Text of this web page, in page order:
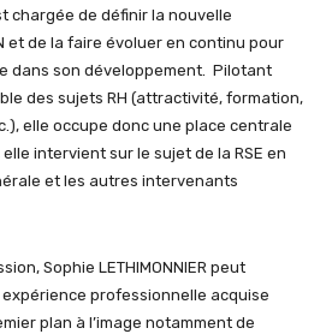
chargée de définir la nouvelle
et de la faire évoluer en continu pour
dans son développement. Pilotant
des sujets RH (attractivité, formation,
elle occupe donc une place centrale
intervient sur le sujet de la RSE en
et les autres intervenants
Sophie LETHIMONNIER peut
expérience professionnelle acquise
plan à l’image notamment de